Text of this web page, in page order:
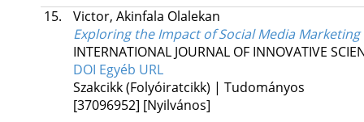
15.
Victor, Akinfala Olalekan
Exploring the Impact of Social Media
INTERNATIONAL JOURNAL OF INNOVATIVE
DOI Egyéb URL
Szakcikk (Folyóiratcikk) | Tudományos
[37096952] [Nyilvános]